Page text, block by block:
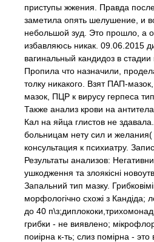
приступы жжения. Правда
заметила опять шелушение, и
небольшой зуд. Это прошло, а
избавляюсь никак. 09.06.2015
вагинальный кандидоз в стадии
Пропила что назначили,
толку никакого. Взят ПАП-
мазок, ПЦР к вирусу герпеса
Также анализ крови на
Кал на яйца глистов не
больницам нету сил и
консультация к психиатру.
Результаты анализов:
ушкодження та злоякісні
Запальний тип мазку.
морфологічно схожі з Кандіда;
до 40
грибки - не виявлено;
поиірна к-ть; слиз помірна -